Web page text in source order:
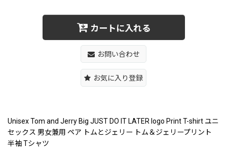
カートに入れる
お問い合わせ
お気に入り登録
Unisex Tom and Jerry Big JUST DO IT LATER logo Print T-shirt ユニ
セックス 男女兼用 ペア トムとジェリー トム＆ジェリープリント
半袖 Tシャツ